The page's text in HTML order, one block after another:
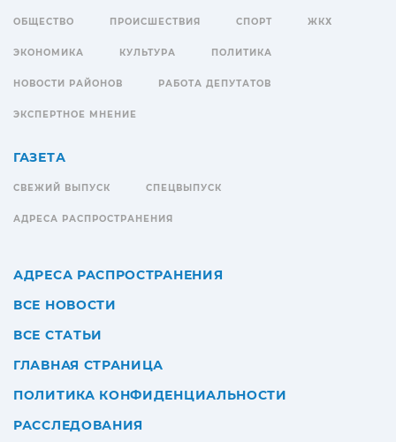
ОБЩЕСТВО ПРОИСШЕСТВИЯ СПОРТ ЖКХ
ЭКОНОМИКА КУЛЬТУРА ПОЛИТИКА
НОВОСТИ РАЙОНОВ РАБОТА ДЕПУТАТОВ
ЭКСПЕРТНОЕ МНЕНИЕ
ГАЗЕТА
СВЕЖИЙ ВЫПУСК СПЕЦВЫПУСК
АДРЕСА РАСПРОСТРАНЕНИЯ
АДРЕСА РАСПРОСТРАНЕНИЯ
ВСЕ НОВОСТИ
ВСЕ СТАТЬИ
ГЛАВНАЯ СТРАНИЦА
ПОЛИТИКА КОНФИДЕНЦИАЛЬНОСТИ
РАССЛЕДОВАНИЯ